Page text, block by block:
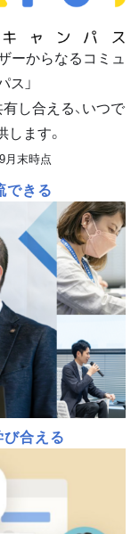
ーからなるコミュ
ス」
し合える、いつで
ます。
月末時点
できる
び合える